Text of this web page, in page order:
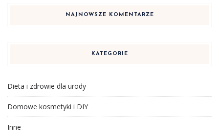
NAJNOWSZE KOMENTARZE
KATEGORIE
Dieta i zdrowie dla urody
Domowe kosmetyki i DIY
Inne